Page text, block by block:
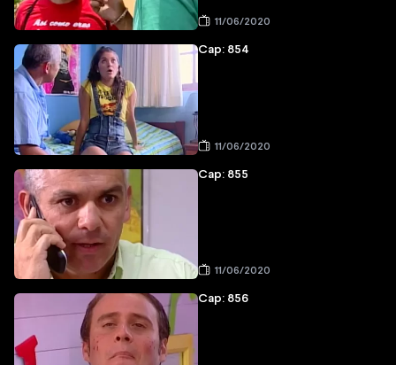
11/06/2020
Cap: 854
11/06/2020
Cap: 855
11/06/2020
Cap: 856